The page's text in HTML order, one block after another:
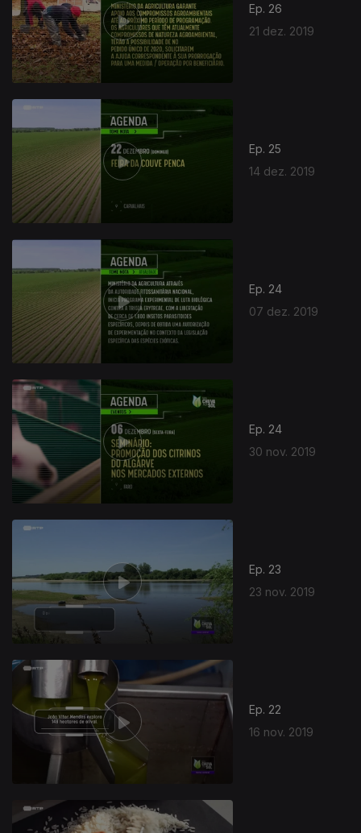
Ep. 26
21 dez. 2019
Ep. 25
14 dez. 2019
Ep. 24
07 dez. 2019
Ep. 24
30 nov. 2019
Ep. 23
23 nov. 2019
Ep. 22
16 nov. 2019